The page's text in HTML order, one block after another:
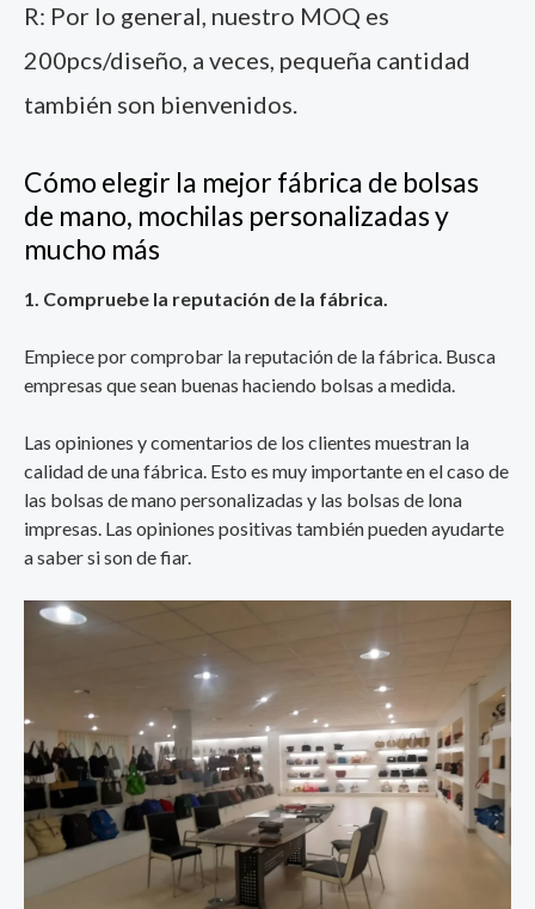
R: Por lo general, nuestro MOQ es
200pcs/diseño, a veces, pequeña cantidad
también son bienvenidos.
Cómo elegir la mejor fábrica de bolsas
de mano, mochilas personalizadas y
mucho más
1. Compruebe la reputación de la fábrica.
Empiece por comprobar la reputación de la fábrica. Busca
empresas que sean buenas haciendo bolsas a medida.
Las opiniones y comentarios de los clientes muestran la
calidad de una fábrica. Esto es muy importante en el caso de
las bolsas de mano personalizadas y las bolsas de lona
impresas. Las opiniones positivas también pueden ayudarte
a saber si son de fiar.